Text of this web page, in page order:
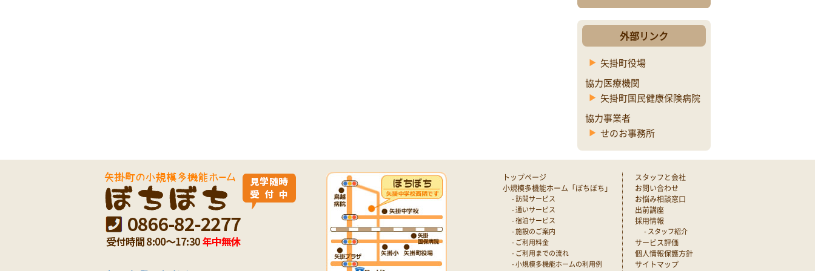
外部リンク
矢掛町役場
協力医療機関
矢掛町国民健康保険病院
協力事業者
せのお事務所
トップページ
小規模多機能ホーム「ぼちぼち」
- 訪問サービス
- 通いサービス
- 宿泊サービス
- 施設のご案内
- ご利用料金
- ご利用までの流れ
- 小規模多機能ホームの利用例
スタッフと会社
お問い合わせ
お悩み相談窓口
出前講座
採用情報
- スタッフ紹介
サービス評価
個人情報保護方針
サイトマップ